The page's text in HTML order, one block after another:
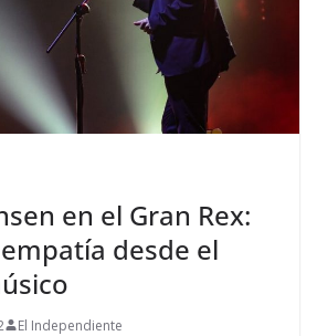
en el Gran Rex:
desde el
El Independiente